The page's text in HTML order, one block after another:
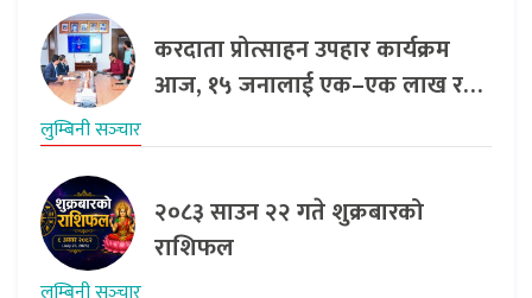
करदाता प्रोत्साहन उपहार कार्यक्रम
आज, १५ जनालाई एक–एक लाख र…
लुम्बिनी सञ्‍चार
२०८३ साउन २२ गते शुक्रबारको
राशिफल